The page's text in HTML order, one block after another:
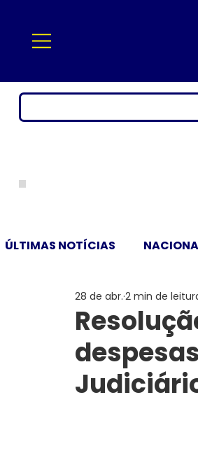
ÚLTIMAS NOTÍCIAS
28 de abr. 2 min de